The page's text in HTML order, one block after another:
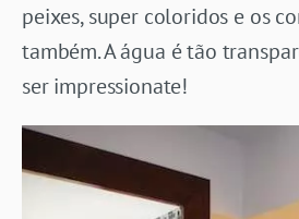
peixes, super coloridos e os
também. A água é tão
ser impressionate!